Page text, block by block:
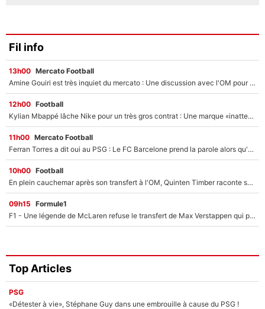
Fil info
13h00 Mercato Football
Amine Gouiri est très inquiet du mercato : Une discussion avec l'OM pour acter son transfert !
12h00 Football
Kylian Mbappé lâche Nike pour un très gros contrat : Une marque «inattendue» va frapper très fort
11h00 Mercato Football
Ferran Torres a dit oui au PSG : Le FC Barcelone prend la parole alors qu'un transfert de l'attaquant espagnol prend forme
10h00 Football
En plein cauchemar après son transfert à l'OM, Quinten Timber raconte ses doutes après sa signature à Marseille
09h15 Formule1
F1 - Une légende de McLaren refuse le transfert de Max Verstappen qui pourrait «faire des vagues» et plomber l'ambiance dans l'équipe
Top Articles
PSG
«Détester à vie», Stéphane Guy dans une embrouille à cause du PSG !